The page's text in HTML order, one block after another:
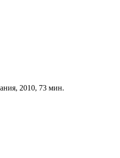
2010, 73 мин.